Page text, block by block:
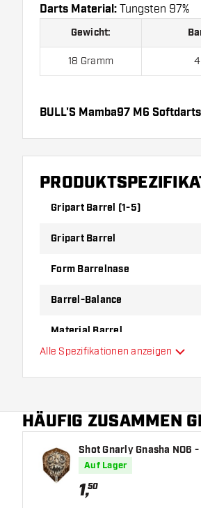
Darts Material: Tungsten 97%
Gewicht:
18 Gramm
BULL'S Mamba97 M6
Gripart Barrel (1-5)
Gripart Barrel
Form Barrelnase
Barrel-Balance
Material Barrel
Barrelfarbe
Barrel Gripzone
Barrelform
Alle Spezifikationen anzeigen
HÄUFIG ZUSAMMEN
Shot Gnarly Gnasha NO6
Auf Lager
1,50